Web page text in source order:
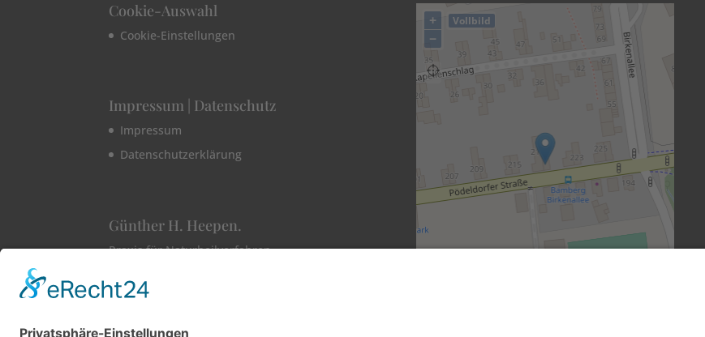
Cookie-Auswahl
Cookie-Einstellungen
Impressum | Datenschutz
Impressum
Datenschutzerklärung
Günther H. Heepen.
Praxis für Naturheilverfahren
Pödeldorfer Str. 219
96050 Bamberg
+
−
Vollbild